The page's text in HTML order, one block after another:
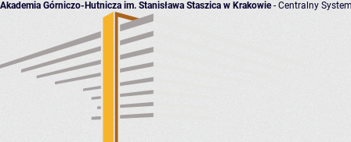
Akademia Górniczo-Hutnicza im. Stanisława Staszica w Krakowie- Centralny